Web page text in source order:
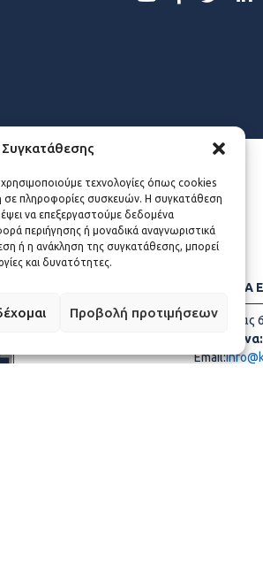
Συγκατάθεσης
χρησιμοποιούμε τεχνολογίες όπως cookies
σε πληροφορίες συσκευών. Η συγκατάθεση
να επεξεργαστούμε δεδομένα
περιήγησης ή μοναδικά αναγνωριστικά
ή η ανάκληση της συγκατάθεσης, μπορεί
και δυνατότητες.
Προβολή προτιμήσεων
ΣΤΟΙΧΕΙΑ
Ακαδημίας
Τηλέφωνα:
Email: